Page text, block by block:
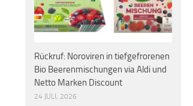
Rückruf: Noroviren in tiefgefrorenen
Bio Beerenmischungen via Aldi und
Netto Marken Discount
24 JULI, 2026